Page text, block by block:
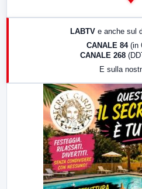
17:00
LABTV e anche sul
CANALE 84 (in
CANALE 268
E sulla